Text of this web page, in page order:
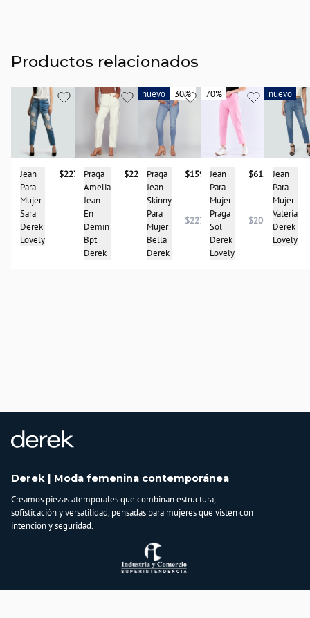
Productos relacionados
Jean
Para
Mujer
Sara
Derek
Lovely
$227.900Praga
Amelia
Jean
En
Demin
Bpt
Derek
$227.900
nuevo 30%
nuevo 30%
Praga
Jean
Skinny
Para
Mujer
Bella
Derek
$159.950
$227.950
70%
70%
Jean
Para
Mujer
Praga
Sol
Derek
Lovely
$61.950
$204.950
nuevo
nuevo
Jean
Para
Mujer
Valeria
Derek
Lovely
Derek | Moda femenina contemporánea
Creamos piezas atemporales que combinan estructura,
sofisticación y versatilidad, pensadas para mujeres que visten con
intención y seguridad.